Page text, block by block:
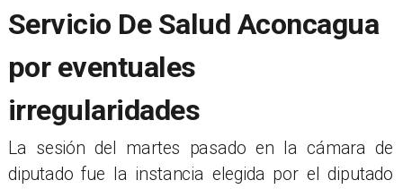
Servicio De Salud Aconcagua
por eventuales
irregularidades
​La sesión del martes pasado en la cámara de
diputado fue la instancia elegida por el diputado